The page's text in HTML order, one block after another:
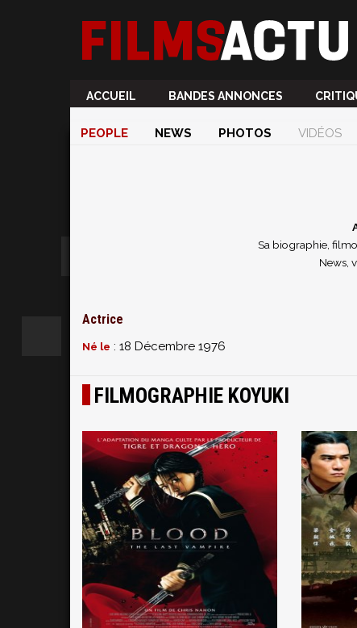
ACCUEIL BANDES ANNONCES
PEOPLE NEWS PHOTOS VIDÉOS
Sa biographie,
News,
Actrice
Né le : 18 Décembre 1976
FILMOGRAPHIE KOYUKI